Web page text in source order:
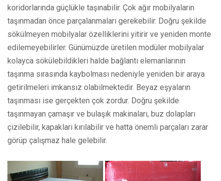
koridorlarında güçlükle taşınabilir. Çok ağır mobilyaların
taşınmadan önce parçalanmaları gerekebilir. Doğru şekilde
sökülmeyen mobilyalar özelliklerini yitirir ve yeniden monte
edilemeyebilirler. Günümüzde üretilen modüler mobilyalar
kolayca sökülebildikleri halde bağlantı elemanlarının
taşınma sırasında kaybolması nedeniyle yeniden bir araya
getirilmeleri imkansız olabilmektedir. Beyaz eşyaların
taşınması ise gerçekten çok zordur. Doğru şekilde
taşınmayan çamaşır ve bulaşık makinaları, buz dolapları
çizilebilir, kapakları kırılabilir ve hatta önemli parçaları zarar
görüp çalışmaz hale gelebilir.